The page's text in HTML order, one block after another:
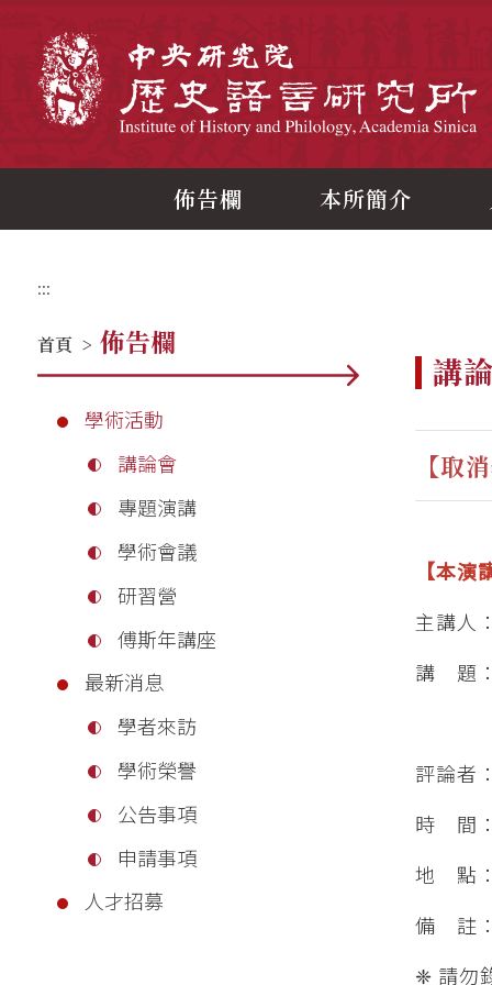
佈告欄 本所簡介
:::
首頁 > 佈告欄
學術活動
講論會
專題演講
學術會議
研習營
傅斯年講座
最新消息
學者來訪
學術榮譽
公告事項
申請事項
人才招募
講
【取
【本
主講人
講 題
評論者
時 間
地 點
備 註
❈ 請勿